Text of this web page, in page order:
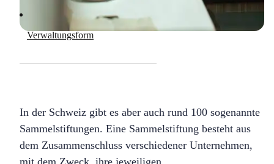
In der Schweiz gibt es aber auch rund 100 sogenannte
Sammelstiftungen. Eine Sammelstiftung besteht aus
dem Zusammenschluss verschiedener Unternehmen,
Verwaltungsform